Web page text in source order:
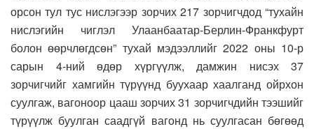
орсон тул тус нислэгээр зорчих 217 зорчигчдод “тухайн
нислэгийн чиглэл Улаанбаатар-Берлин-Франкфурт
болон өөрчлөгдсөн” тухай мэдээллийг 2022 оны 10-р
сарын 4-ний өдөр хүргүүлж, дамжин нисэх 37
зорчигчийг хамгийн түрүүнд буухаар хаалганд ойрхон
суулгаж, вагоноор цааш зорчих 31 зорчигчдийн тээшийг
түрүүлж буулган саадгүй вагонд нь суулгасан бөгөөд